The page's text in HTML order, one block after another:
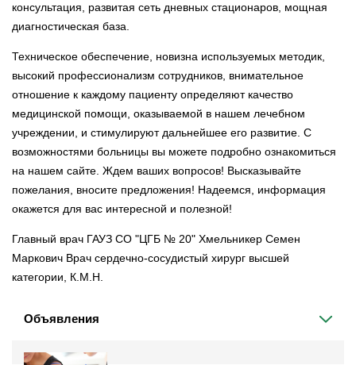
консультация, развитая сеть дневных стационаров, мощная
диагностическая база.
Техническое обеспечение, новизна используемых методик,
высокий профессионализм сотрудников, внимательное
отношение к каждому пациенту определяют качество
медицинской помощи, оказываемой в нашем лечебном
учреждении, и стимулируют дальнейшее его развитие. С
возможностями больницы вы можете подробно ознакомиться
на нашем сайте. Ждем ваших вопросов! Высказывайте
пожелания, вносите предложения! Надеемся, информация
окажется для вас интересной и полезной!
Главный врач ГАУЗ СО "ЦГБ № 20" Хмельникер Семен
Маркович Врач сердечно-сосудистый хирург высшей
категории, К.М.Н.
Объявления